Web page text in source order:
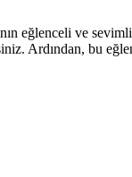
eğlenceli ve
Ardından, bu